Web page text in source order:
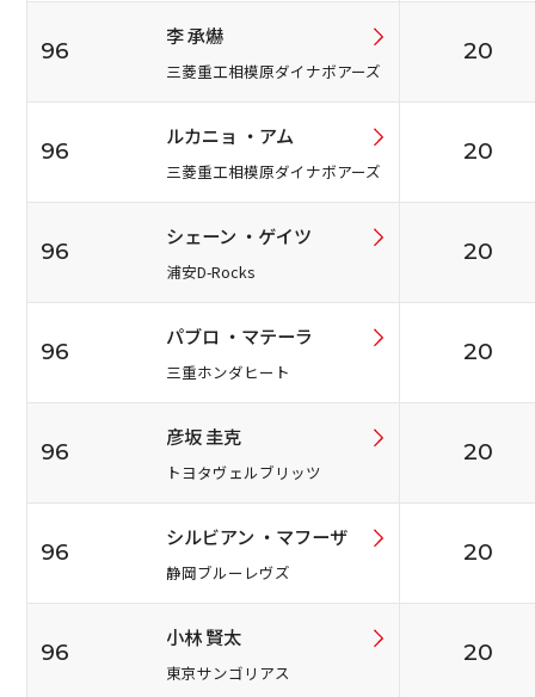
96
李 承爀
三菱重工相模原ダイナボアーズ
20
96
ルカニョ ・アム
三菱重工相模原ダイナボアーズ
20
96
シェーン ・ゲイツ
浦安D-Rocks
20
96
パブロ ・マテーラ
三重ホンダヒート
20
96
彦坂 圭克
トヨタヴェルブリッツ
20
96
シルビアン ・マフーザ
静岡ブルーレヴズ
20
96
小林 賢太
東京サンゴリアス
20